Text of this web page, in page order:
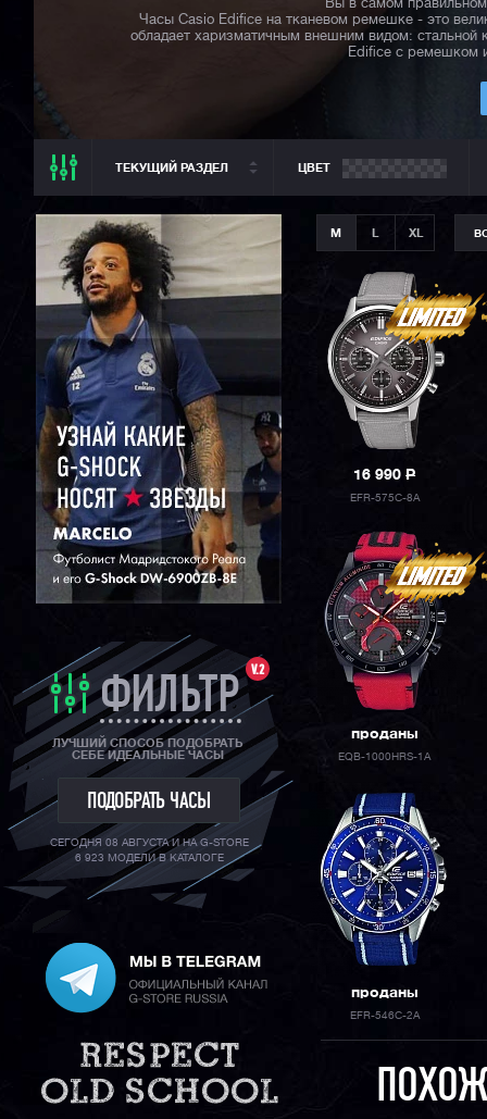
Вы в самом
Часы Casio Edifice на тканевом ремешке - это
обладает харизматичным внешним видом:
Edifice с ремешком
ТЕКУЩИЙ РАЗДЕЛ
ТЕКУЩИЙ РАЗДЕЛ
ВСЕ CASIO
CASIO G-SHOCK
CASIO BABY-G
CASIO PRO TREK
CASIO EDIFICE
CITIZEN
SEIKO
ORIENT
ЦВЕТ
V.2
ФИЛЬТР
ЛУЧШИЙ СПОСОБ ПОДОБРАТЬ
СЕБЕ ИДЕАЛЬНЫЕ ЧАСЫ
ПОДОБРАТЬ ЧАСЫ
СЕГОДНЯ 08 АВГУСТА И НА G-STORE
6 923 МОДЕЛИ В КАТАЛОГЕ
M XL
16 990P
EFR-575C-8A
проданы
EQB-1000HRS-1A
проданы
EFR-546C-2A